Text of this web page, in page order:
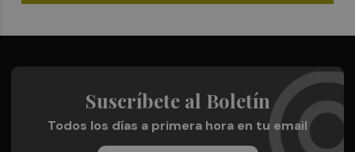
Suscríbete al Boletín
Todos los días a primera hora en tu email